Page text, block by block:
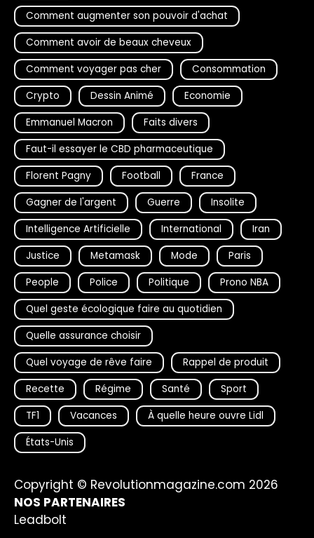
Comment augmenter son pouvoir d'achat
Comment avoir de beaux cheveux
Comment voyager pas cher
Consommation
Crypto
Dessin Animé
Economie
Emmanuel Macron
Faits divers
Faut-il essayer le CBD pharmaceutique
Florent Pagny
Football
France
Gagner de l'argent
Guerre
Insolite
Intelligence Artificielle
International
Iran
Justice
Metamask Mode
Paris
People
Police Politique
Prono NBA
Quel geste écologique faire au quotidien
Quelle assurance choisir
Quel voyage de rêve faire
Rappel de produit
Recette
Régime Santé
Sport
TF1
Vacances
À quelle heure ouvre Lidl
États-Unis
Copyright © Revolutionmagazine.com 2026
NOS PARTENAIRES
Leadbolt